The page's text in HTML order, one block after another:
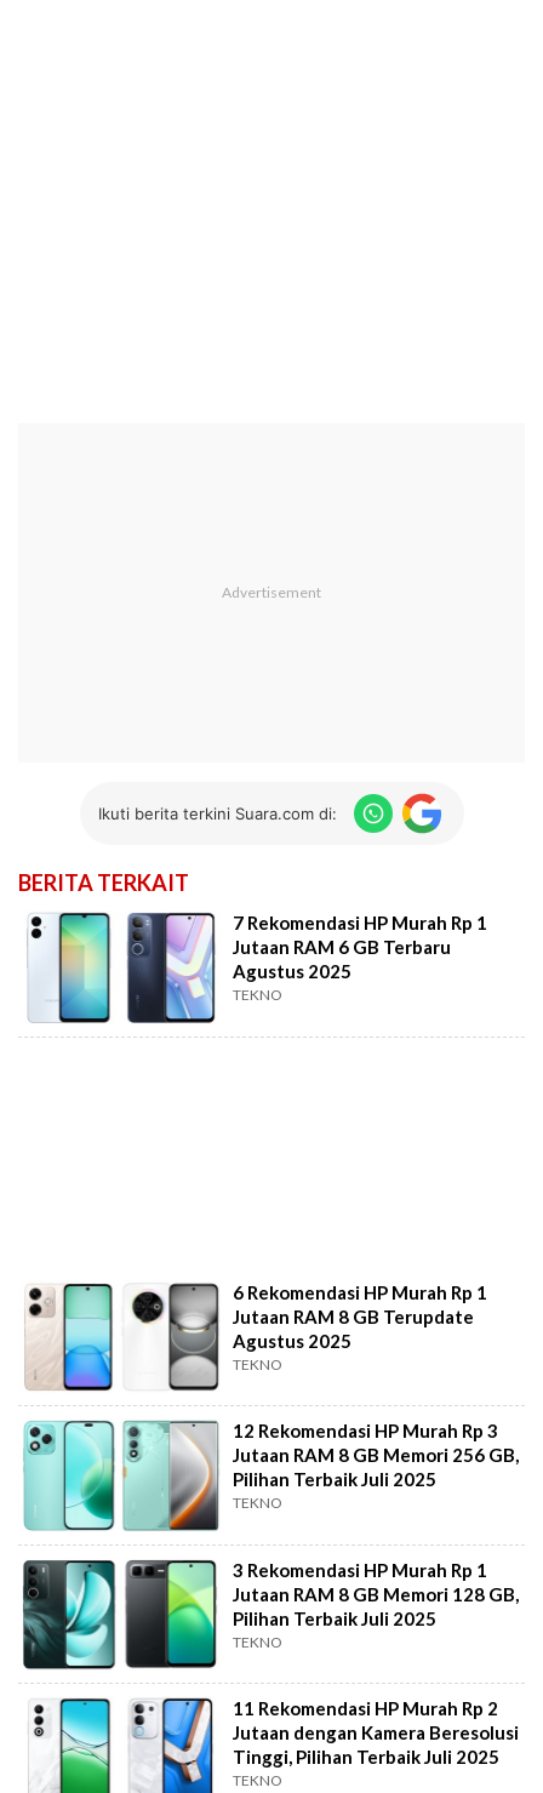
Ikuti berita terkini Suara.com di:
BERITA TERKAIT
7 Rekomendasi HP Murah Rp 1
Jutaan RAM 6 GB Terbaru
Agustus 2025
TEKNO
6 Rekomendasi HP Murah Rp 1
Jutaan RAM 8 GB Terupdate
Agustus 2025
TEKNO
12 Rekomendasi HP Murah Rp 3
Jutaan RAM 8 GB Memori 256 GB,
Pilihan Terbaik Juli 2025
TEKNO
3 Rekomendasi HP Murah Rp 1
Jutaan RAM 8 GB Memori 128 GB,
Pilihan Terbaik Juli 2025
TEKNO
11 Rekomendasi HP Murah Rp 2
Jutaan dengan Kamera Beresolusi
Tinggi, Pilihan Terbaik Juli 2025
TEKNO